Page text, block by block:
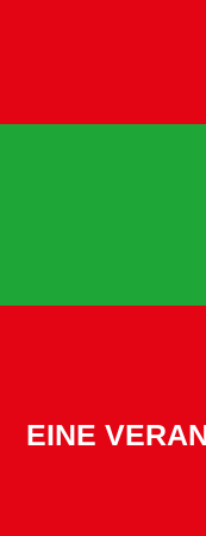
EINE